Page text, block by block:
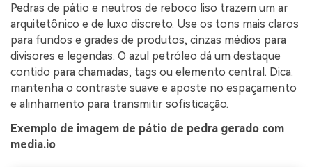
Pedras de pátio e neutros de reboco liso trazem um ar
arquitetônico e de luxo discreto. Use os tons mais claros
para fundos e grades de produtos, cinzas médios para
divisores e legendas. O azul petróleo dá um destaque
contido para chamadas, tags ou elemento central. Dica:
mantenha o contraste suave e aposte no espaçamento
e alinhamento para transmitir sofisticação.
Exemplo de imagem de pátio de pedra gerado com
media.io